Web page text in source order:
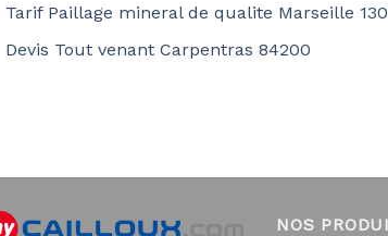
Tarif Paillage mineral de qualite Marseille
Devis Tout venant Carpentras 84200
NOS